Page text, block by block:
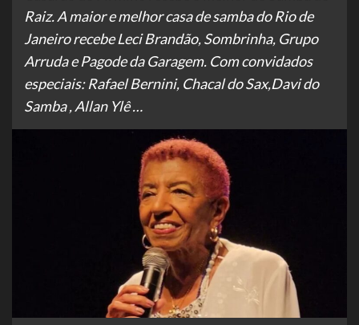
Raiz. A maior e melhor casa de samba do Rio de
Janeiro recebe Leci Brandão, Sombrinha, Grupo
Arruda e Pagode da Garagem. Com convidados
especiais: Rafael Bernini, Chacal do Sax,Davi do
Samba , Allan Ylê …